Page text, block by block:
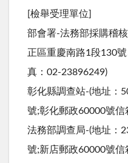
[檢舉受理單位]
部會署-法務部採購稽
正區重慶南路1段130
真：02-23896249)
彰化縣調查站-(地址：
號;彰化郵政60000號
法務部調查局-(地址：
號;新店郵政60000號信